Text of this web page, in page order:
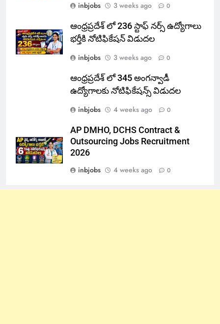
inbjobs
3 weeks ago 0
ఆంధ్రప్రదేశ్ లో 236 స్టాఫ్ నర్స్ ఉద్యోగాలు
భర్తీకి నోటిఫికేషన్ విడుదల
inbjobs
3 weeks ago 0
ఆంధ్రప్రదేశ్ లో 345 అంగన్వాడీ
ఉద్యోగాలకు నోటిఫికేషన్స్ విడుదల
inbjobs
4 weeks ago 0
AP DMHO, DCHS Contract &
Outsourcing Jobs Recruitment
2026
inbjobs
4 weeks ago 0